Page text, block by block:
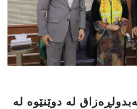
له‌ دوێنێوه‌ له‌